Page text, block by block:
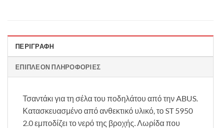
ΠΕΡΙΓΡΑΦΉ
ΕΠΙΠΛΈΟΝ ΠΛΗΡΟΦΟΡΊΕΣ
Τσαντάκι για τη σέλα του ποδηλάτου από την ABUS.
Κατασκευασμένο από ανθεκτικό υλικό, το ST 5950
2.0 εμποδίζει το νερό της βροχής. Λωρίδα που